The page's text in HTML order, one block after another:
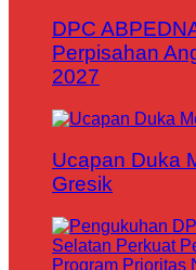
DPC
Perpisahan
2027
Ucapan Duka
Gresik